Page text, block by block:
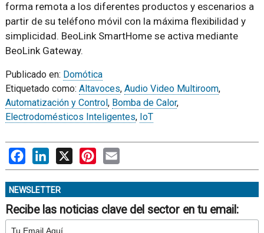
forma remota a los diferentes productos y escenarios a
partir de su teléfono móvil con la máxima flexibilidad y
simplicidad. BeoLink SmartHome se activa mediante
BeoLink Gateway.
Publicado en: Domótica
Etiquetado como: Altavoces, Audio Video Multiroom,
Automatización y Control , Bomba de Calor,
Electrodomésticos Inteligentes, IoT
FacebookLinkedIn Pinterest
NEWSLETTER
Recibe las noticias clave del sector en tu email: